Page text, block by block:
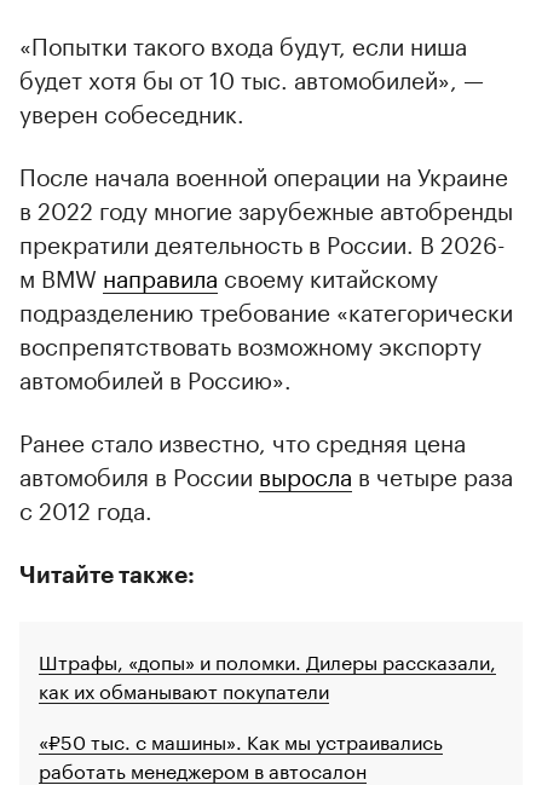
«Попытки такого входа будут, если ниша
будет хотя бы от 10 тыс. автомобилей», —
уверен собеседник.
После начала военной операции на Украине
в 2022 году многие зарубежные автобренды
прекратили деятельность в России. В 2026-
м BMW направила своему китайскому
подразделению требование «категорически
воспрепятствовать возможному экспорту
автомобилей в Россию».
Ранее стало известно, что средняя цена
автомобиля в России выросла в четыре раза
с 2012 года.
Читайте также:
Штрафы, «допы» и поломки. Дилеры рассказали,
как их обманывают покупатели
«₽50 тыс. с машины». Как мы устраивались
работать менеджером в автосалон